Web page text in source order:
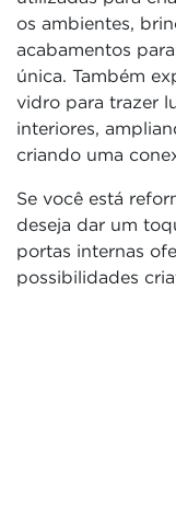
os ambientes,
acabamentos
única. Também
vidro para trazer
interiores,
criando uma
Se você está
deseja dar um
portas internas
possibilidades